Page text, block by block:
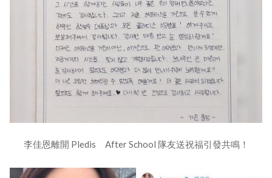
李佳恩離開 Pledis After School 隊友送祝福引發共鳴！